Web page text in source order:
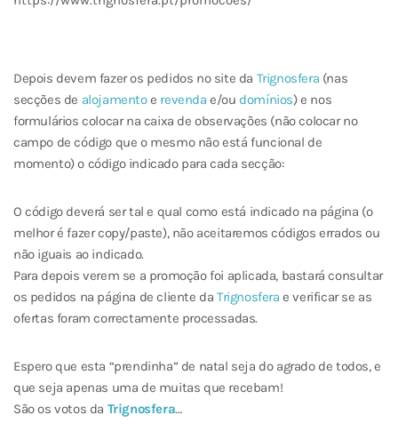
Depois devem fazer os pedidos no site da Trignosfera (nas
secções de alojamentoe revenda e/ou domínios) e nos
formulários colocar na caixa de observações (não colocar no
campo de código que o mesmo não está funcional de
momento) o código indicado para cada secção:
O código deverá ser tal e qual como está indicado na página (o
melhor é fazer copy/paste), não aceitaremos códigos errados ou
não iguais ao indicado.
Para depois verem se a promoção foi aplicada, bastará consultar
os pedidos na página de cliente daTrignosfera e verificar se as
ofertas foram correctamente processadas.
Espero que esta “prendinha” de natal seja do agrado de todos, e
que seja apenas uma de muitas que recebam!
São os votos da Trignosfera…